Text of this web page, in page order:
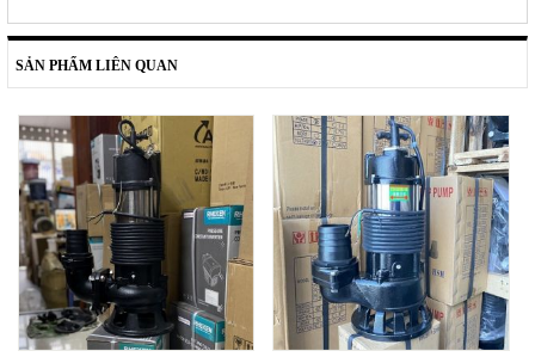
SẢN PHẨM LIÊN QUAN